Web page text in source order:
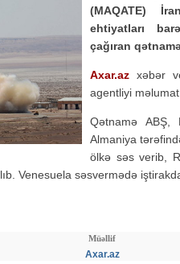
(MAQATE)
ehtiyatları
çağıran
Axar.az xəbər
agentliyi məlumat
Qətnamə ABŞ,
Almaniya
ölkə səs verib,
Venesuela səsvermədə
Müəllif
Axar.az